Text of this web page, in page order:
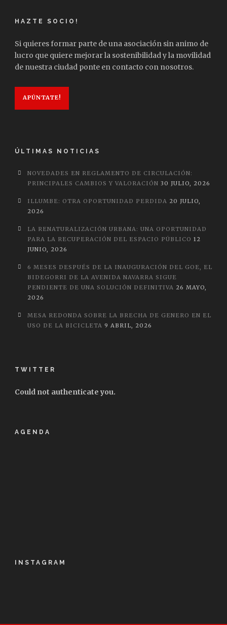
HAZTE SOCIO!
Si quieres formar parte de una asociación sin animo de
lucro que quiere mejorar la sostenibilidad y la movilidad
de nuestra ciudad ponte en contacto con nosotros.
APÚNTATE!
ÚLTIMAS NOTICIAS
NOVEDADES EN REGLAMENTO DE CIRCULACIÓN:
PRINCIPALES CAMBIOS Y VALORACIÓN 30 JULIO, 2026
ILLUMBE: OTRA OPORTUNIDAD PERDIDA 20 JULIO,
2026
LA RENATURALIZACIÓN URBANA: UNA OPORTUNIDAD
PARA LA RECUPERACIÓN DEL ESPACIO PÚBLICO 12
JUNIO, 2026
6 MESES DESPUÉS DE LA INAUGURACIÓN DEL GOE, EL
BIDEGORRI DE LA AVENIDA NAVARRA SIGUE
PENDIENTE DE UNA SOLUCIÓN DEFINITIVA 26 MAYO,
2026
MESA REDONDA SOBRE LA BRECHA DE GENERO EN EL
USO DE LA BICICLETA 9 ABRIL, 2026
TWITTER
Could not authenticate you.
AGENDA
INSTAGRAM